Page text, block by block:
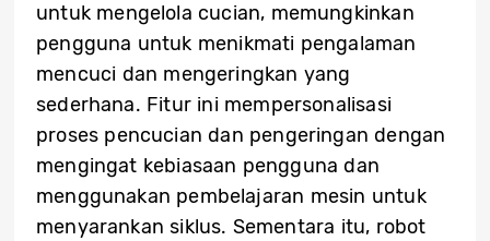
untuk mengelola cucian, memungkinkan
pengguna untuk menikmati pengalaman
mencuci dan mengeringkan yang
sederhana. Fitur ini mempersonalisasi
proses pencucian dan pengeringan dengan
mengingat kebiasaan pengguna dan
menggunakan pembelajaran mesin untuk
menyarankan siklus. Sementara itu, robot